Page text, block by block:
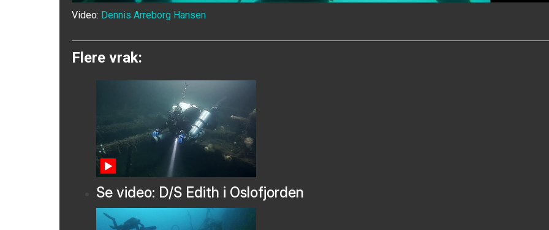
Video: Dennis Arreborg Hansen
Flere vrak:
Se video: D/S Edith i Oslofjorden